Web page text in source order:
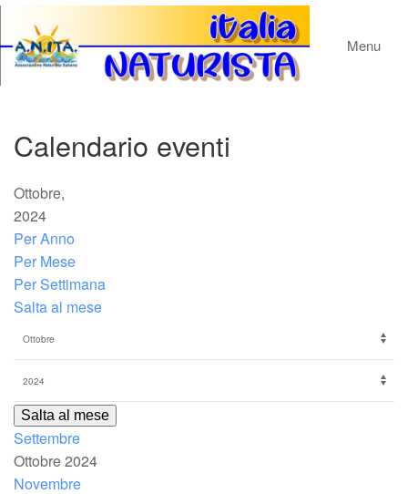
Menu
Calendario eventi
Ottobre,
2024
Per Anno
Per Mese
Per Settimana
Salta al mese
Salta al mese
Settembre
Ottobre 2024
Novembre